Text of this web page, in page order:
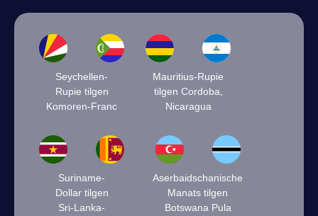
Seychellen-
Rupie tilgen
Komoren-Franc
Mauritius-Rupie
tilgen Cordoba,
Nicaragua
Suriname-
Dollar tilgen
Sri-Lanka-
Aserbaidschanische
Manats tilgen
Botswana Pula